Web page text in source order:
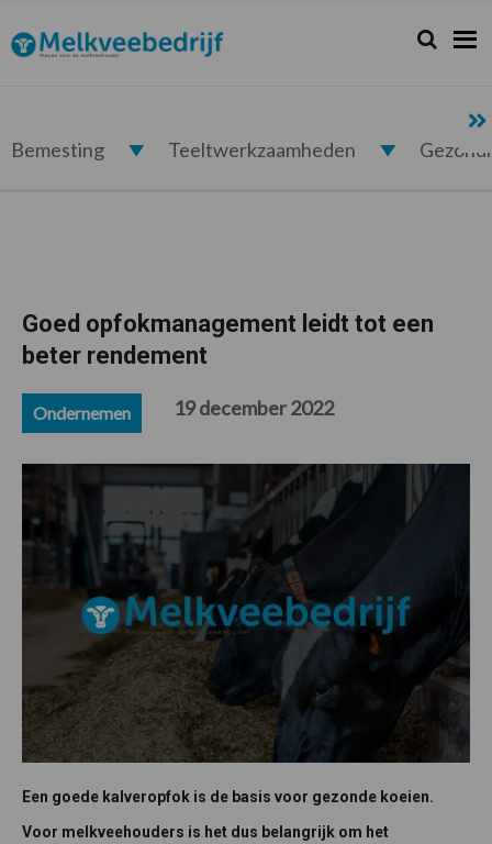
de
hoofdnavigatie
de
hoofd
de
eerste
de
voettekst
Melkveebedrijf.nl Zoeken...
Zoek
Bemesting Teeltwerkzaamheden
Goed opfokmanagement leidt tot een
beter rendement
Ondernemen 19 december 2022
Een goede kalveropfok is de basis voor gezonde koeien.
Voor melkveehouders is het dus belangrijk om het